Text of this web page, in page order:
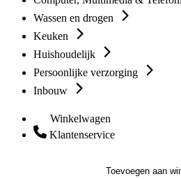
Wassen en drogen
Keuken
Huishoudelijk
Persoonlijke verzorging
Inbouw
Winkelwagen
Klantenservice
Toevoegen aan